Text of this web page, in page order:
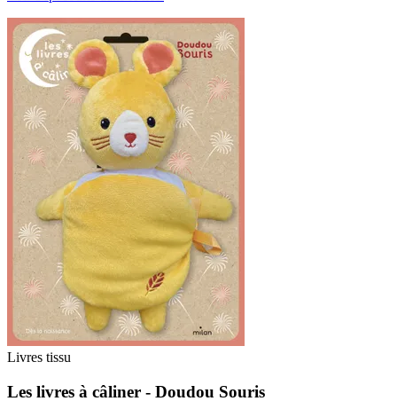
Livres tissu
Les livres à câliner - Doudou Souris